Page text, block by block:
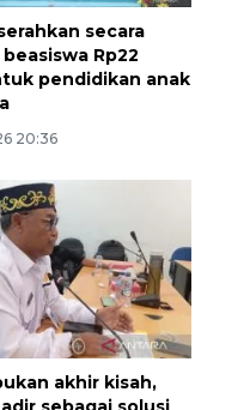
secara
Rp22
pendidikan anak
20:36
akhir kisah,